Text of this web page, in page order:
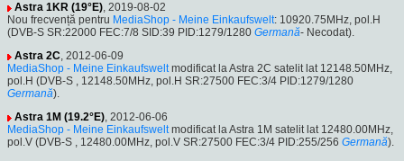
Astra 1KR (19°E), 2019-08-02
Nou frecvență pentru MediaShop - Meine Einkaufswelt: 10920.75MHz, pol.H
(DVB-S SR:22000 FEC:7/8 SID:39 PID:1279/1280 Germană- Necodat).
Astra 2C, 2012-06-09
MediaShop - Meine Einkaufsweltmodificat la Astra 2C satelit lat 12148.50MHz,
pol.H (DVB-S , 12148.50MHz, pol.H SR:27500 FEC:3/4 PID:1279/1280
Germană).
Astra 1M (19.2°E), 2012-06-06
MediaShop - Meine Einkaufsweltmodificat la Astra 1M satelit lat 12480.00MHz,
pol.V (DVB-S , 12480.00MHz, pol.V SR:27500 FEC:3/4 PID:255/256 Germană).